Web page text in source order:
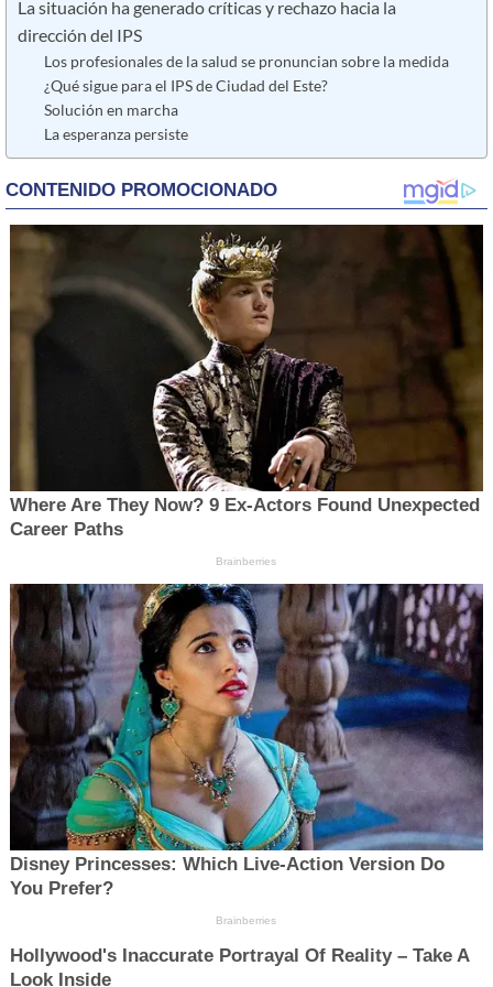
La situación ha generado críticas y rechazo hacia la
dirección del IPS
Los profesionales de la salud se pronuncian sobre la medida
¿Qué sigue para el IPS de Ciudad del Este?
Solución en marcha
La esperanza persiste